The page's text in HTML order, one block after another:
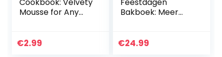
Cookbook: Velvety
Mousse for Any
€2.99
Feestdagen
Bakboek: Meer
recepten
€24.99